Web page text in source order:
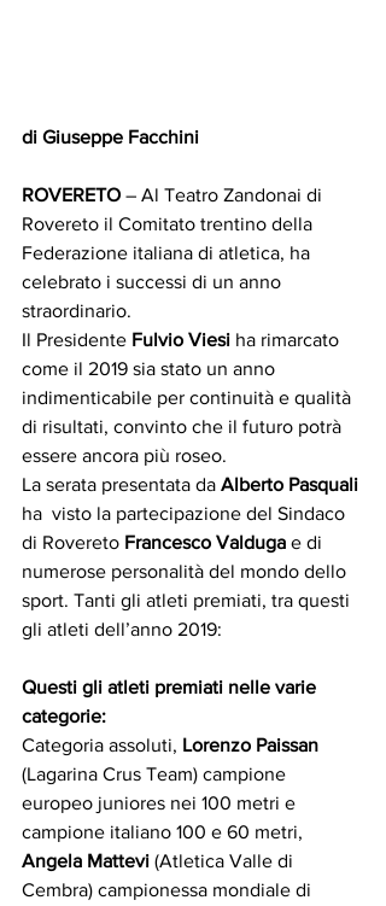
di Giuseppe Facchini
ROVERETO – Al Teatro Zandonai di
Rovereto il Comitato trentino della
Federazione italiana di atletica, ha
celebrato i successi di un anno
straordinario.
Il Presidente Fulvio Viesi ha rimarcato
come il 2019 sia stato un anno
indimenticabile per continuità e qualità
di risultati, convinto che il futuro potrà
essere ancora più roseo.
La serata presentata da Alberto Pasquali
ha  visto la partecipazione del Sindaco
di Rovereto Francesco Valduga e di
numerose personalità del mondo dello
sport. Tanti gli atleti premiati, tra questi
gli atleti dell’anno 2019:
Questi gli atleti premiati nelle varie
categorie:
Categoria assoluti, Lorenzo Paissan
(Lagarina Crus Team) campione
europeo juniores nei 100 metri e
campione italiano 100 e 60 metri,
Angela Mattevi (Atletica Valle di
Cembra) campionessa mondiale di